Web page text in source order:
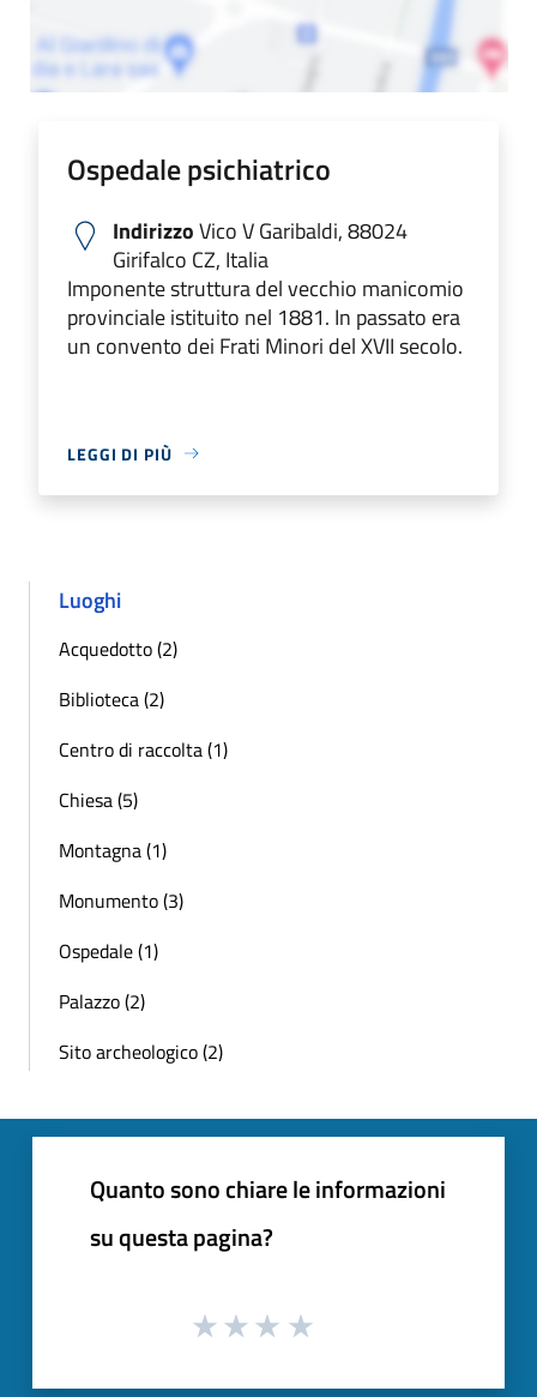
Ospedale psichiatrico
IndirizzoVico V Garibaldi, 88024
Girifalco CZ, Italia
Imponente struttura del vecchio manicomio
provinciale istituito nel 1881. In passato era
un convento dei Frati Minori del XVII secolo.
LEGGI DI PIÙ
Luoghi
Acquedotto (2)
Biblioteca (2)
Centro di raccolta (1)
Chiesa (5)
Montagna (1)
Monumento (3)
Ospedale (1)
Palazzo (2)
Sito archeologico (2)
Quanto sono chiare le informazioni
su questa pagina?